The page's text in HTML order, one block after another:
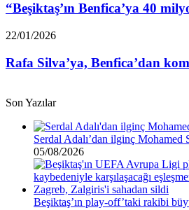
40
milyon
Euro
var”
“Beşiktaş’ın Benfica’ya 40
Rafa
Benfica’dan
komik
22/01/2026
Rafa Silva’ya, Benfica’dan
Son Yazılar
Serdal Adalı’dan ilginç Mohamed
05/08/2026
Beşiktaş’ın play-off’taki rakibi